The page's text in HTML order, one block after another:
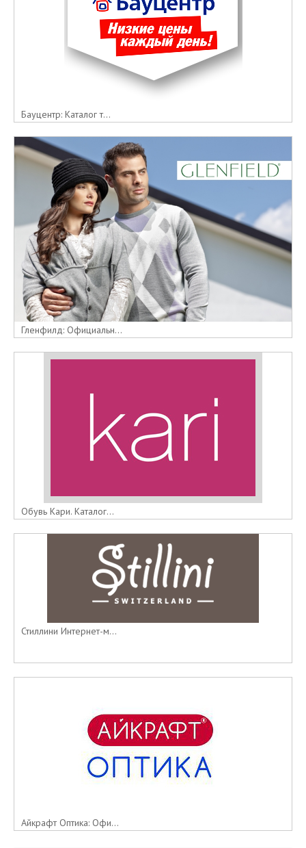
Бауцентр: Каталог т...
Гленфилд: Официальн...
Обувь Кари. Каталог...
Стиллини Интернет-м...
Айкрафт Оптика: Офи...